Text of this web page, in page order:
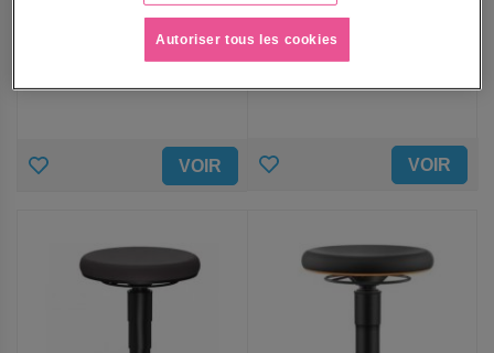
AJOUTER VOIR
409,00 €
490,80 € TTC
AJOUTER VOIR
Autoriser tous les cookies